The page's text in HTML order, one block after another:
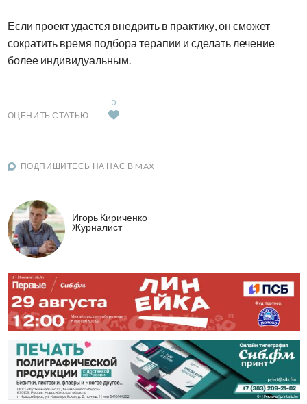
Если проект удастся внедрить в практику, он сможет
сократить время подбора терапии и сделать лечение
более индивидуальным.
ОЦЕНИТЬ СТАТЬЮ
0
ПОДПИШИТЕСЬ НА НАС В MAX
Игорь Кириченко
Журналист